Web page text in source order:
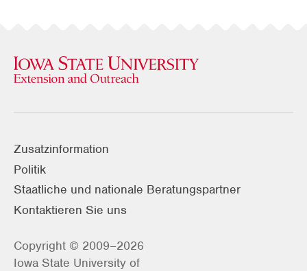
Zusatzinformation
Politik
Staatliche und nationale Beratungspartner
Kontaktieren Sie uns
Copyright © 2009–2026
Iowa State University of